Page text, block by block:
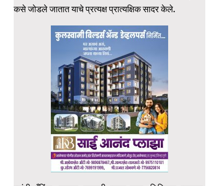
कसे जोडले जातात याचे प्रत्यक्ष प्रात्यक्षिक सादर केले.